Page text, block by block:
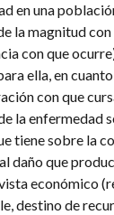
en una
la magnitud
con que
ella, en
con que
la enfermedad
tiene sobre la
daño que
económico
destino de